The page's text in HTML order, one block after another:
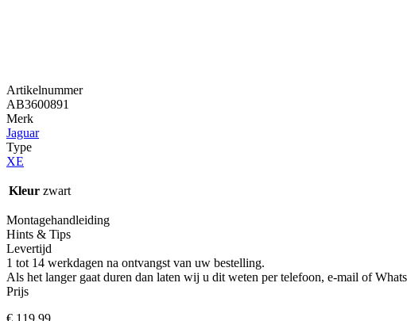
Artikelnummer
AB3600891
Merk
Jaguar
Type
XE
Kleur zwart
Montagehandleiding
Hints & Tips
Levertijd
1 tot 14 werkdagen na ontvangst van uw bestelling.
Als het langer gaat duren dan laten wij u dit weten per telefoon, e-mail of
Prijs
€ 119,99